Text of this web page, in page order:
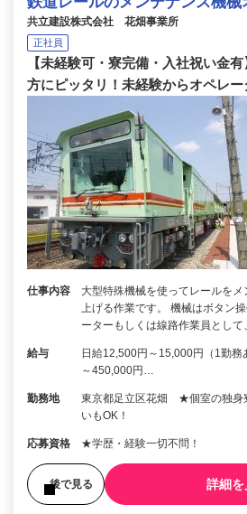
共立建設株式会社 花畑事業所
正社員
【未経験可・寮完備・入社祝い金
方にピッタリ！未経験からオペレー
仕事内容
大型特殊機械を使ってレールを
上げる作業です。 機械はボタン
ーターもしくは線路作業員とし
給与
日給12,500円～15,000円（1勤
～450,000円…
勤務地
東京都足立区花畑 ★個室の独身
いもOK！
応募資格 ★学歴・経験一切不問！
後で見る 詳細を